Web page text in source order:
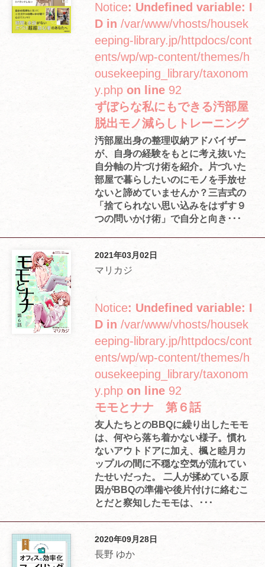
Notice: Undefined variable: I
D in /var/www/vhosts/housek
eeping-library.jp/httpdocs/cont
ents/wp/wp-content/themes/h
ousekeeping_library/taxonom
y.php on line 92
ずぼらな私にもできる汚部屋
脱出モノ減らしトレーニング
汚部屋出身の整理収納アドバイザー
が、自身の経験をもとに考え抜いた
自分軸の片づけ術を紹介。片づいた
部屋で暮らしたいのにモノを手放せ
ないと諦めていませんか？三吉式の
「捨てられない思い込みをはずす９
つの問いかけ術」で自分と向き･･･
2021年03月02日
マリカジ
Notice: Undefined variable: I
D in /var/www/vhosts/housek
eeping-library.jp/httpdocs/cont
ents/wp/wp-content/themes/h
ousekeeping_library/taxonom
y.php on line 92
モモとナナ 第６話
友人たちとのBBQに繰り出したモモ
は、何やら落ち着かない様子。慣れ
ないアウトドアに加え、楓と睦月カ
ップルの間に不穏な空気が流れてい
たせいだった。 二人が揉めている原
因がBBQの準備や後片付けに絡むこ
とだと察知したモモは、･･･
2020年09月28日
長野 ゆか